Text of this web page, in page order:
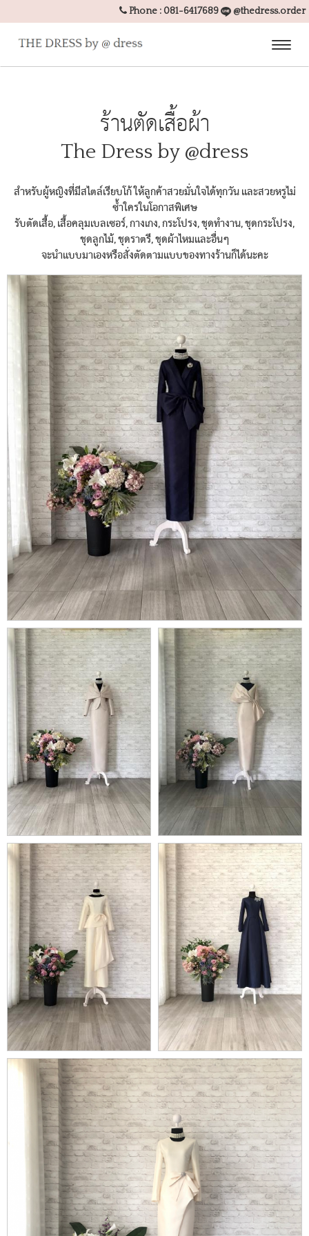
Phone : 081-6417689 @thedress.order
ร้านตัดเสื้อผ้า
The Dress by @dress
สำหรับผู้หญิงที่มีสไตล์เรียบโก้ ให้ลูกค้าสวยมั่นใจได้ทุกวัน และสวยหรูไม่
ซ้ำใครในโอกาสพิเศษ
รับตัดเสื้อ, เสื้อคลุมเบลเซอร์, กางเกง, กระโปรง, ชุดทำงาน, ชุดกระโปรง,
ชุดลูกไม้, ชุดราตรี, ชุดผ้าไหมและอื่นๆ
จะนำแบบมาเองหรือสั่งตัดตามแบบของทางร้านก็ได้นะคะ